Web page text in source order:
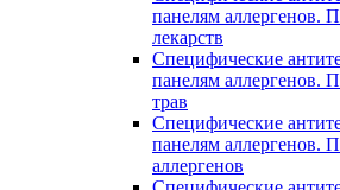
панелям аллергенов.
лекарств
Специфические
панелям аллергенов.
трав
Специфические
панелям аллергенов.
аллергенов